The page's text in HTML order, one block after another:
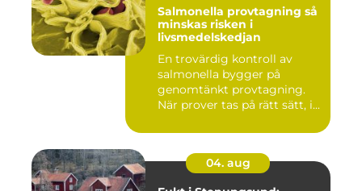
Salmonella provtagning så
minskas risken i
livsmedelskedjan
En trovärdig kontroll av
salmonella bygger på
genomtänkt provtagning.
När prover tas på rätt sätt, i...
04. aug